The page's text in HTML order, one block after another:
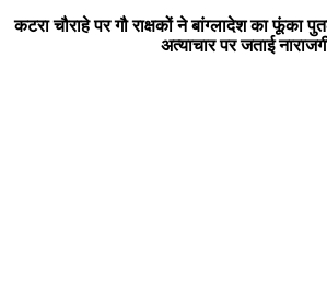
कटरा चौराहे पर गौ राक्षकों ने बांग्लादेश का फूंका
अत्याचार पर जताई